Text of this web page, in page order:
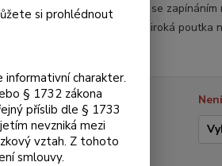
střih. Elastický pas se
rychlé nastavení. Široká poutka
Dostupnost
Velikost
si prohlédnout
charakter.
§ 1732 zákona
příslib dle § 1733
nevzniká mezi
vztah. Z tohoto
smlouvy.